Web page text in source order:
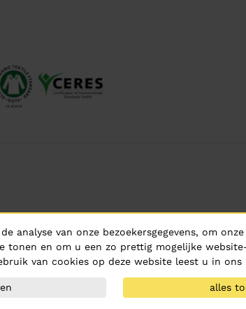
analyse van onze bezoekersgegevens, om
tonen en om u een zo prettig mogelijke
van cookies op deze website leest u in ons
alles